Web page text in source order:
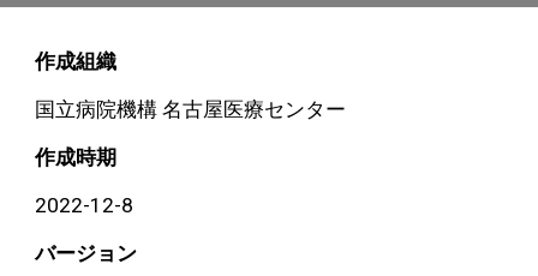
作成組織
国立病院機構 名古屋医療センター
作成時期
2022-12-8
バージョン